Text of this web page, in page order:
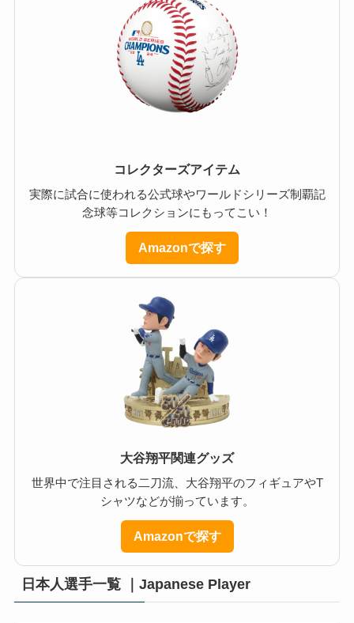
コレクターズアイテム
実際に試合に使われる公式球やワールドシリーズ制覇記
念球等コレクションにもってこい！
Amazonで探す
大谷翔平関連グッズ
世界中で注目される二刀流、大谷翔平のフィギュアやT
シャツなどが揃っています。
Amazonで探す
日本人選手一覧 ｜Japanese Player